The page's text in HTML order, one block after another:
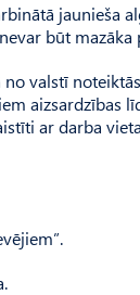
jaunieša
būt
valstī
aizsardzības
ar darba